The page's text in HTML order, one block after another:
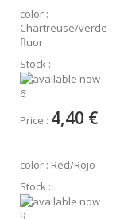
color :
Chartreuse/verde
fluor
Stock :
6
Price : 4,40 €
color : Red/Rojo
Stock :
9